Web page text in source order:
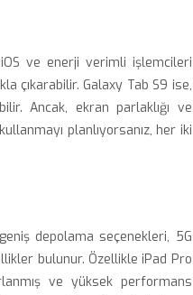
ve enerji verimli işlemcileri
çıkarabilir. Galaxy Tab S9 ise,
Ancak, ekran parlaklığı ve
planlıyorsanız, her iki
depolama seçenekleri, 5G
bulunur. Özellikle iPad Pro
ve yüksek performans